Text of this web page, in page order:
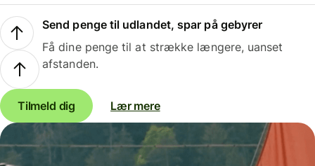
Send penge til udlandet, spar på gebyrer
Få dine penge til at strække længere, uanset
afstanden.
Tilmeld dig Lær mere